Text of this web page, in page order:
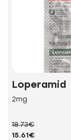
Loperamid
2mg
18.73€
15.61€